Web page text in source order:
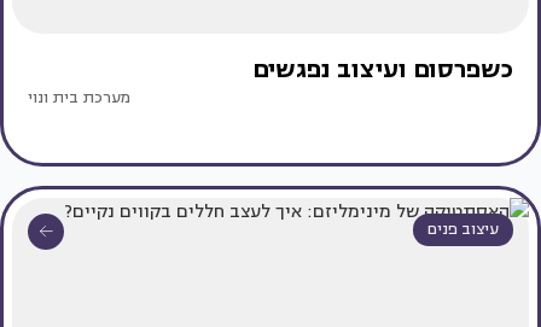
כשפרסום ועיצוב נפגשים
מערכת בית ונוי
עיצוב פנים